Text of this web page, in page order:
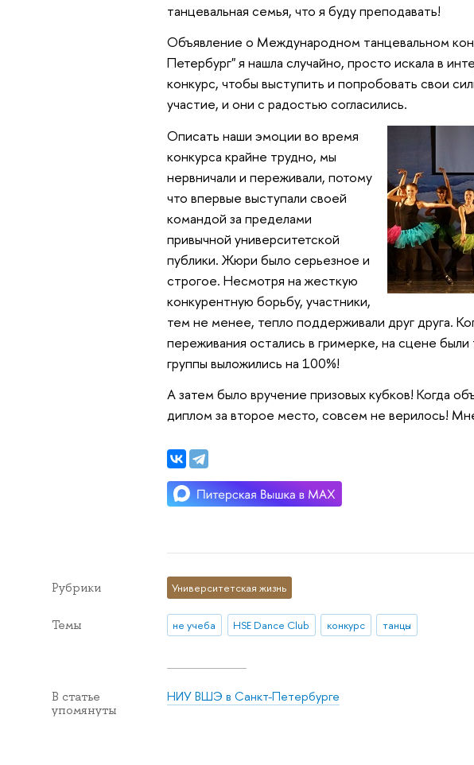
танцевальная семья, что я буду преподавать!
Объявление о Международном танцевальном
Петербург" я нашла случайно, просто искала в
конкурс, чтобы выступить и попробовать свои
участие, и они с радостью согласились.
Описать наши эмоции во время
конкурса крайне трудно, мы
нервничали и переживали, потому
что впервые выступали своей
командой за пределами
привычной университетской
публики. Жюри было серьезное и
строгое. Несмотря на жесткую
конкурентную борьбу, участники,
тем не менее, тепло поддерживали друг друга.
переживания остались в гримерке, на сцене
группы выложились на 100%!
А затем было вручение призовых кубков! Когда
диплом за второе место, совсем не верилось!
Рубрики Университетская жизнь
Темы не учеба HSE Dance Club конкурс танцы
В статье
упомянуты
НИУ ВШЭ в Санкт-Петербурге